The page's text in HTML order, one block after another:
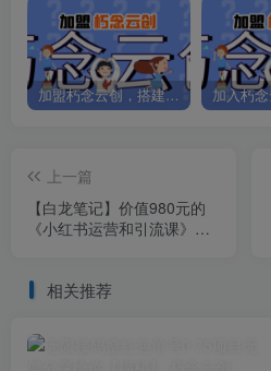
加盟朽念云创，搭建同款项目资源站，实现日入2000+
上一篇
【白龙笔记】价值980元的
《小红书运营和引流课》，
相关推荐